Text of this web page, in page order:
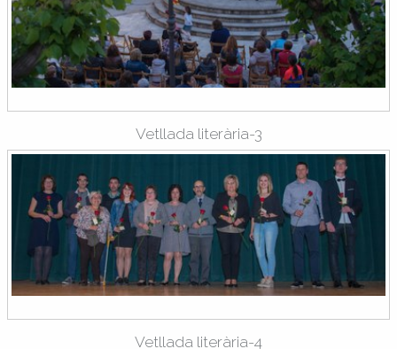
Vetllada literària-3
Vetllada literària-4